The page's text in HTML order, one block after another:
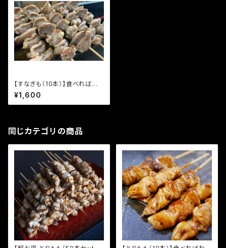
【すなぎも（10本）】食べればわ
かる！ 94団のこだわり焼き鳥
¥1,600
同じカテゴリの商品